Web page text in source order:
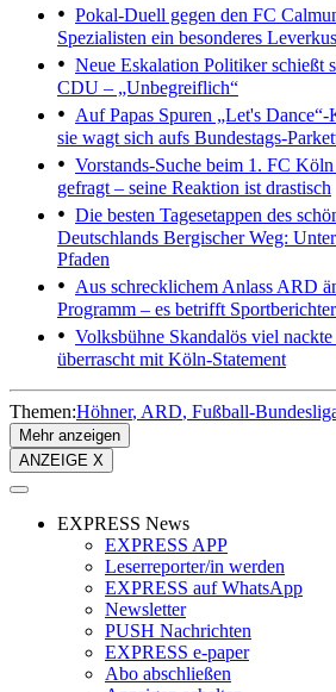
Pokal-Duell gegen den FC
Spezialisten ein besonderes
Neue Eskalation Politiker schießt
CDU – „Unbegreiflich“
Auf Papas Spuren „Let's
sie wagt sich aufs Bundestags-
Vorstands-Suche beim 1. FC Köln
gefragt – seine Reaktion ist drastisch
Die besten Tagesetappen des
Deutschlands Bergischer Weg:
Pfaden
Aus schrecklichem Anlass ARD
Programm – es betrifft
Volksbühne Skandalös viel
überrascht mit Köln-Statement
Themen:Höhner ARD Fußball-
Mehr anzeigen
ANZEIGE X
EXPRESS News
EXPRESS APP
Leserreporter/in werden
EXPRESS auf WhatsApp
Newsletter
PUSH Nachrichten
EXPRESS e-paper
Abo abschließen